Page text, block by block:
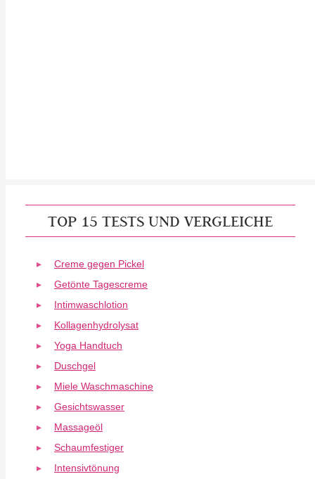
TOP 15 TESTS UND VERGLEICHE
Creme gegen Pickel
Getönte Tagescreme
Intimwaschlotion
Kollagenhydrolysat
Yoga Handtuch
Duschgel
Miele Waschmaschine
Gesichtswasser
Massageöl
Schaumfestiger
Intensivtönung